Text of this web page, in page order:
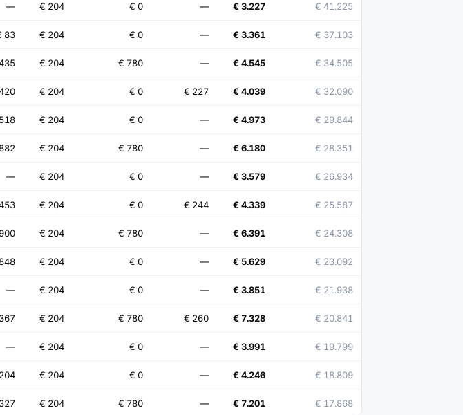
— € 204 € 0 — € 3.227 € 41.225
83 € 204 € 0 — € 3.361 € 37.103
€ 204 € 780 — € 4.545 € 34.505
€ 204 € 0 € 227 € 4.039 € 32.090
€ 204 € 0 — € 4.973 € 29.844
€ 204 € 780 — € 6.180 € 28.351
— € 204 € 0 — € 3.579 € 26.934
€ 204 € 0 € 244 € 4.339 € 25.587
€ 204 € 780 — € 6.391 € 24.308
€ 204 € 0 — € 5.629 € 23.092
— € 204 € 0 — € 3.851 € 21.938
€ 204 € 780 € 260 € 7.328 € 20.841
— € 204 € 0 — € 3.991 € 19.799
€ 204 € 0 — € 4.246 € 18.809
€ 204 € 780 — € 7.201 € 17.868